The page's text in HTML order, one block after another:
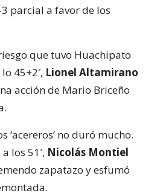
parcial a favor de los
que tuvo Huachipato
45+2′, Lionel Altamirano
acción de Mario Briceño
‘acereros’ no duró mucho.
los 51′, Nicolás Montiel
zapatazo y esfumó